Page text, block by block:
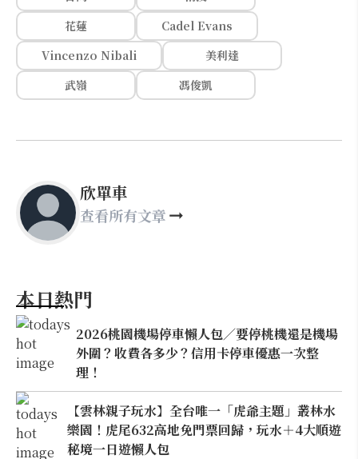
花蓮
Cadel Evans
Vincenzo Nibali
美利達
武嶺
馮俊凱
欣單車
查看所有文章
本日熱門
2026桃園機場停車懶人包／要停桃機還是機場
外圍？收費各多少？信用卡停車優惠一次整
理！
【雲林親子玩水】全台唯一「虎爺主題」叢林水
樂園！虎尾632高地免門票回歸，玩水＋4大順遊
秘境一日遊懶人包